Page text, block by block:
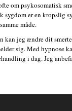
om psykosomatisk
sygdom er en kropslig
måde.
kan jeg ændre dit
sig. Med hypnose
i dag. Jeg